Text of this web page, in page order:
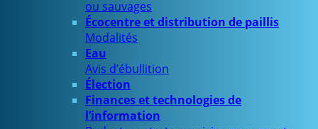
ou sauvages
Écocentre et distribution de paillis
Modalités
Eau
Avis d’ébullition
Élection
Finances et technologies de
l’information